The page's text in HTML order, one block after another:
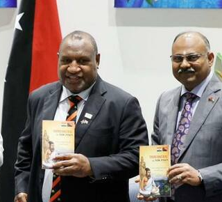
'திருக்குறள்'
இந்திய சிந்தனை
நரேந்திர மோடி
நேற்று முதன் முறையாக
வெளியிட்டார்.